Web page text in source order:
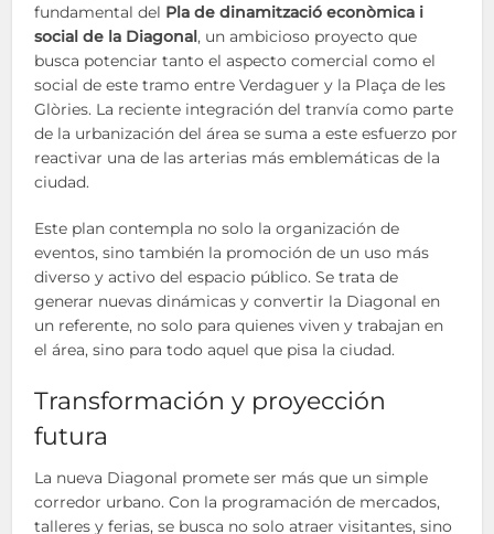
fundamental del Pla de dinamització econòmica i
social de la Diagonal, un ambicioso proyecto que
busca potenciar tanto el aspecto comercial como el
social de este tramo entre Verdaguer y la Plaça de les
Glòries. La reciente integración del tranvía como parte
de la urbanización del área se suma a este esfuerzo por
reactivar una de las arterias más emblemáticas de la
ciudad.
Este plan contempla no solo la organización de
eventos, sino también la promoción de un uso más
diverso y activo del espacio público. Se trata de
generar nuevas dinámicas y convertir la Diagonal en
un referente, no solo para quienes viven y trabajan en
el área, sino para todo aquel que pisa la ciudad.
Transformación y proyección
futura
La nueva Diagonal promete ser más que un simple
corredor urbano. Con la programación de mercados,
talleres y ferias, se busca no solo atraer visitantes, sino